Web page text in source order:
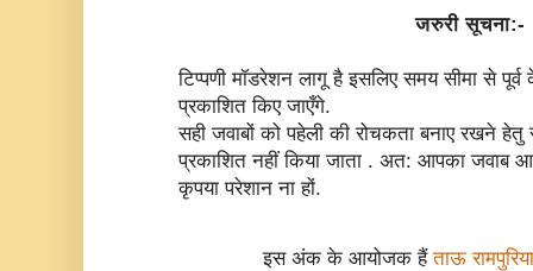
जरुरी सूचना:-
टिप्पणी मॉडरेशन लागू है इसलिए समय सीमा से
प्रकाशित किए जाएँगे.
सही जवाबों को पहेली की रोचकता बनाए रखने हेतु
प्रकाशित नहीं किया जाता . अत: आपका जवाब
कृपया परेशान ना हों.
इस अंक के आयोजक हैंताऊ रामपुरिया